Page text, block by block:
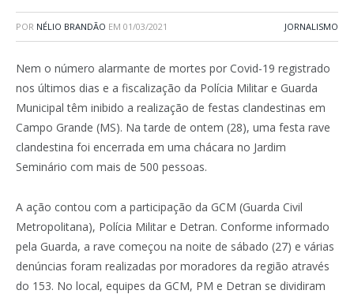
POR NÉLIO BRANDÃO EM 01/03/2021 JORNALISMO
Nem o número alarmante de mortes por Covid-19 registrado
nos últimos dias e a fiscalização da Polícia Militar e Guarda
Municipal têm inibido a realização de festas clandestinas em
Campo Grande (MS). Na tarde de ontem (28), uma festa rave
clandestina foi encerrada em uma chácara no Jardim
Seminário com mais de 500 pessoas.
A ação contou com a participação da GCM (Guarda Civil
Metropolitana), Polícia Militar e Detran. Conforme informado
pela Guarda, a rave começou na noite de sábado (27) e várias
denúncias foram realizadas por moradores da região através
do 153. No local, equipes da GCM, PM e Detran se dividiram